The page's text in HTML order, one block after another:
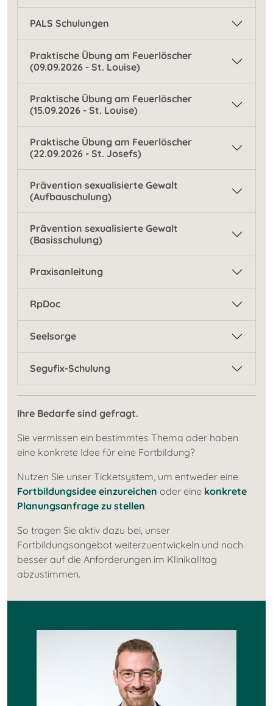
PALS Schulungen
Praktische Übung am Feuerlöscher
(09.09.2026 - St. Louise)
Praktische Übung am Feuerlöscher
(15.09.2026 - St. Louise)
Praktische Übung am Feuerlöscher
(22.09.2026 - St. Josefs)
Prävention sexualisierte Gewalt
(Aufbauschulung)
Prävention sexualisierte Gewalt
(Basisschulung)
Praxisanleitung
RpDoc
Seelsorge
Segufix-Schulung
Ihre Bedarfe sind gefragt.
Sie vermissen ein bestimmtes Thema oder haben
eine konkrete Idee für eine Fortbildung?
Nutzen Sie unser Ticketsystem, um entweder eine
Fortbildungsidee einzureichen oder eine konkrete
Planungsanfrage zu stellen.
So tragen Sie aktiv dazu bei, unser
Fortbildungsangebot weiterzuentwickeln und noch
besser auf die Anforderungen im Klinikalltag
abzustimmen.